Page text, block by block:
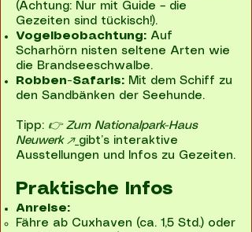
(Achtung: Nur mit Guide – die
Gezeiten sind tückisch!).
Vogelbeobachtung: Auf
Scharhörn nisten seltene Arten wie
die Brandseeschwalbe.
Robben-Safaris: Mit dem Schiff zu
den Sandbänken der Seehunde.
Tipp: 👉 Zum Nationalpark-Haus
Neuwerk ↗️ gibt’s interaktive
Ausstellungen und Infos zu Gezeiten.
Praktische Infos
Anreise:
Fähre ab Cuxhaven (ca. 1,5 Std.) oder